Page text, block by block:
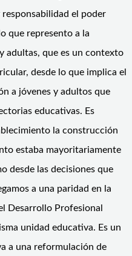
el poder
que represento a la
adultas, que es un contexto
desde lo que implica el
a jóvenes y adultos que
educativas. Es
la construcción
estaba mayoritariamente
desde las decisiones que
a una paridad en la
Desarrollo Profesional
unidad educativa. Es un
a una reformulación de